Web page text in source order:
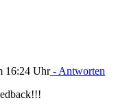
16:24 Uhr- Antworten